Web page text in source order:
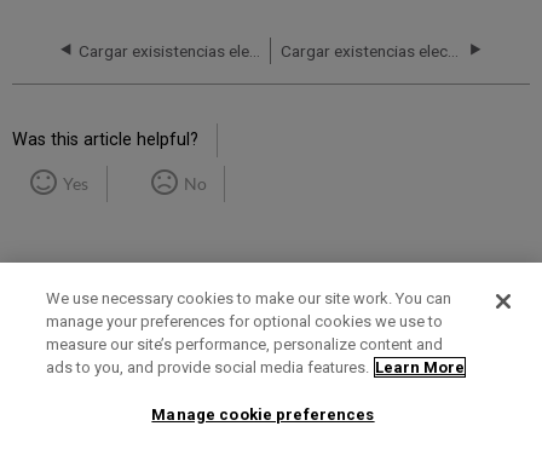
Was this article helpful?
Yes No
Term of Use Privacy Policy Contact Us
We use necessary cookies to make our site work. You can
manage your preferences for optional cookies we use to
measure our site’s performance, personalize content and
ads to you, and provide social media features. Learn More
Manage cookie preferences